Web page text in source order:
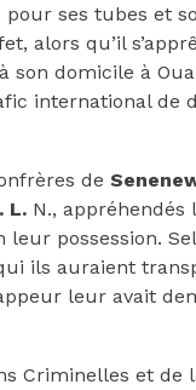
pour ses tubes et
alors qu’il
domicile à
international de
de
L. N.,
possession.
ils auraient
leur avait
Criminelles et